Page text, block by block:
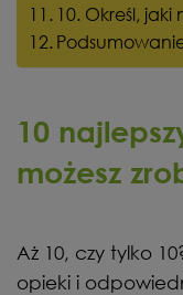
10. Określ,
10
możesz
Aż 10, czy tylko
opieki i